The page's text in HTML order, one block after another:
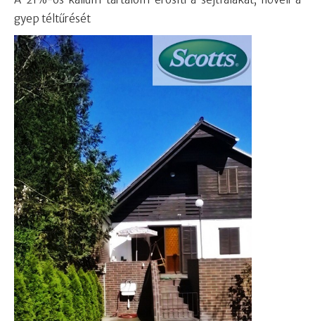
gyep téltűrését